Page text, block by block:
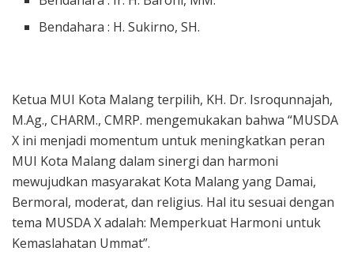
Bendahara : H. Sukirno, SH.
Ketua MUI Kota Malang terpilih, KH. Dr. Isroqunnajah,
M.Ag., CHARM., CMRP. mengemukakan bahwa “MUSDA
X ini menjadi momentum untuk meningkatkan peran
MUI Kota Malang dalam sinergi dan harmoni
mewujudkan masyarakat Kota Malang yang Damai,
Bermoral, moderat, dan religius. Hal itu sesuai dengan
tema MUSDA X adalah: Memperkuat Harmoni untuk
Kemaslahatan Ummat”.